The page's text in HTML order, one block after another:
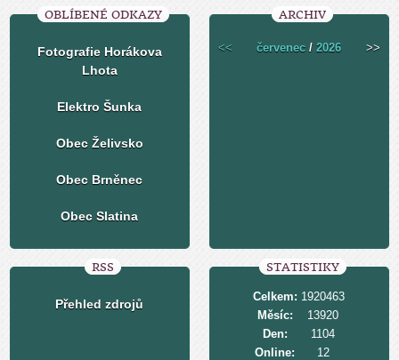
OBLÍBENÉ ODKAZY
Fotografie Horákova
Lhota
Elektro Šunka
Obec Želivsko
Obec Brněnec
Obec Slatina
ARCHIV
<< červenec /2026 >>
RSS
Přehled zdrojů
STATISTIKY
Online: 12
Celkem: 1920463
Měsíc:
13920
Den:
1104